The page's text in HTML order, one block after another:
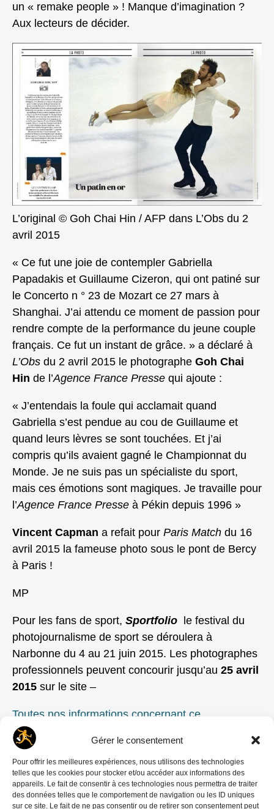
Gérer le consentement
Pour offrir les meilleures expériences, nous utilisons des technologies
telles que les cookies pour stocker et/ou accéder aux informations des
appareils. Le fait de consentir à ces technologies nous permettra de traiter
des données telles que le comportement de navigation ou les ID uniques
sur ce site. Le fait de ne pas consentir ou de retirer son consentement peut
un « remake people » ! Manque d’imagination ?
Aux lecteurs de décider.
L’original © Goh Chai Hin / AFP dans L’Obs du 2
avril 2015
« Ce fut une joie de contempler Gabriella
Papadakis et Guillaume Cizeron, qui ont patiné sur
le Concerto n ° 23 de Mozart ce 27 mars à
Shanghai. J’ai attendu ce moment de passion pour
rendre compte de la performance du jeune couple
français. Ce fut un instant de grâce. » a déclaré à
L’Obs du 2 avril 2015 le photographe Goh Chai
Hin de l’Agence France Presse qui ajoute :
« J’entendais la foule qui acclamait quand
Gabriella s’est pendue au cou de Guillaume et
quand leurs lèvres se sont touchées. Et j’ai
compris qu’ils avaient gagné le Championnat du
Monde. Je ne suis pas un spécialiste du sport,
mais ces émotions sont magiques. Je travaille pour
l’Agence France Presse à Pékin depuis 1996 »
Vincent Capman a refait pour Paris Match du 16
avril 2015 la fameuse photo sous le pont de Bercy
à Paris !
MP
Pour les fans de sport, Sportfolio le festival du
photojournalisme de sport se déroulera à
Narbonne du 4 au 21 juin 2015. Les photographes
professionnels peuvent concourir jusqu’au 25 avril
2015 sur le site –
Toutes nos informations concernant ce
festival
5:31
Soutener un autre modèle de média : indépendant,
à but non lucratif, et en accès libre. Faire un don !